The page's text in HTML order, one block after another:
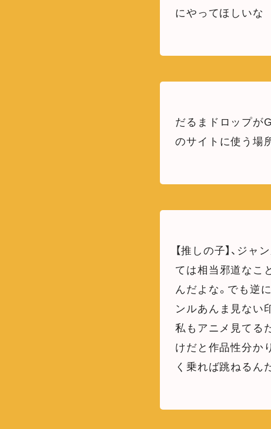
にやってほしいな
だるまドロップが
のサイトに使う場
【推しの子】、ジ
ては相当邪道なこ
んだよな。でも逆
ンルあんま見ない
私もアニメ見てる
けだと作品性分か
く乗れば跳ねる